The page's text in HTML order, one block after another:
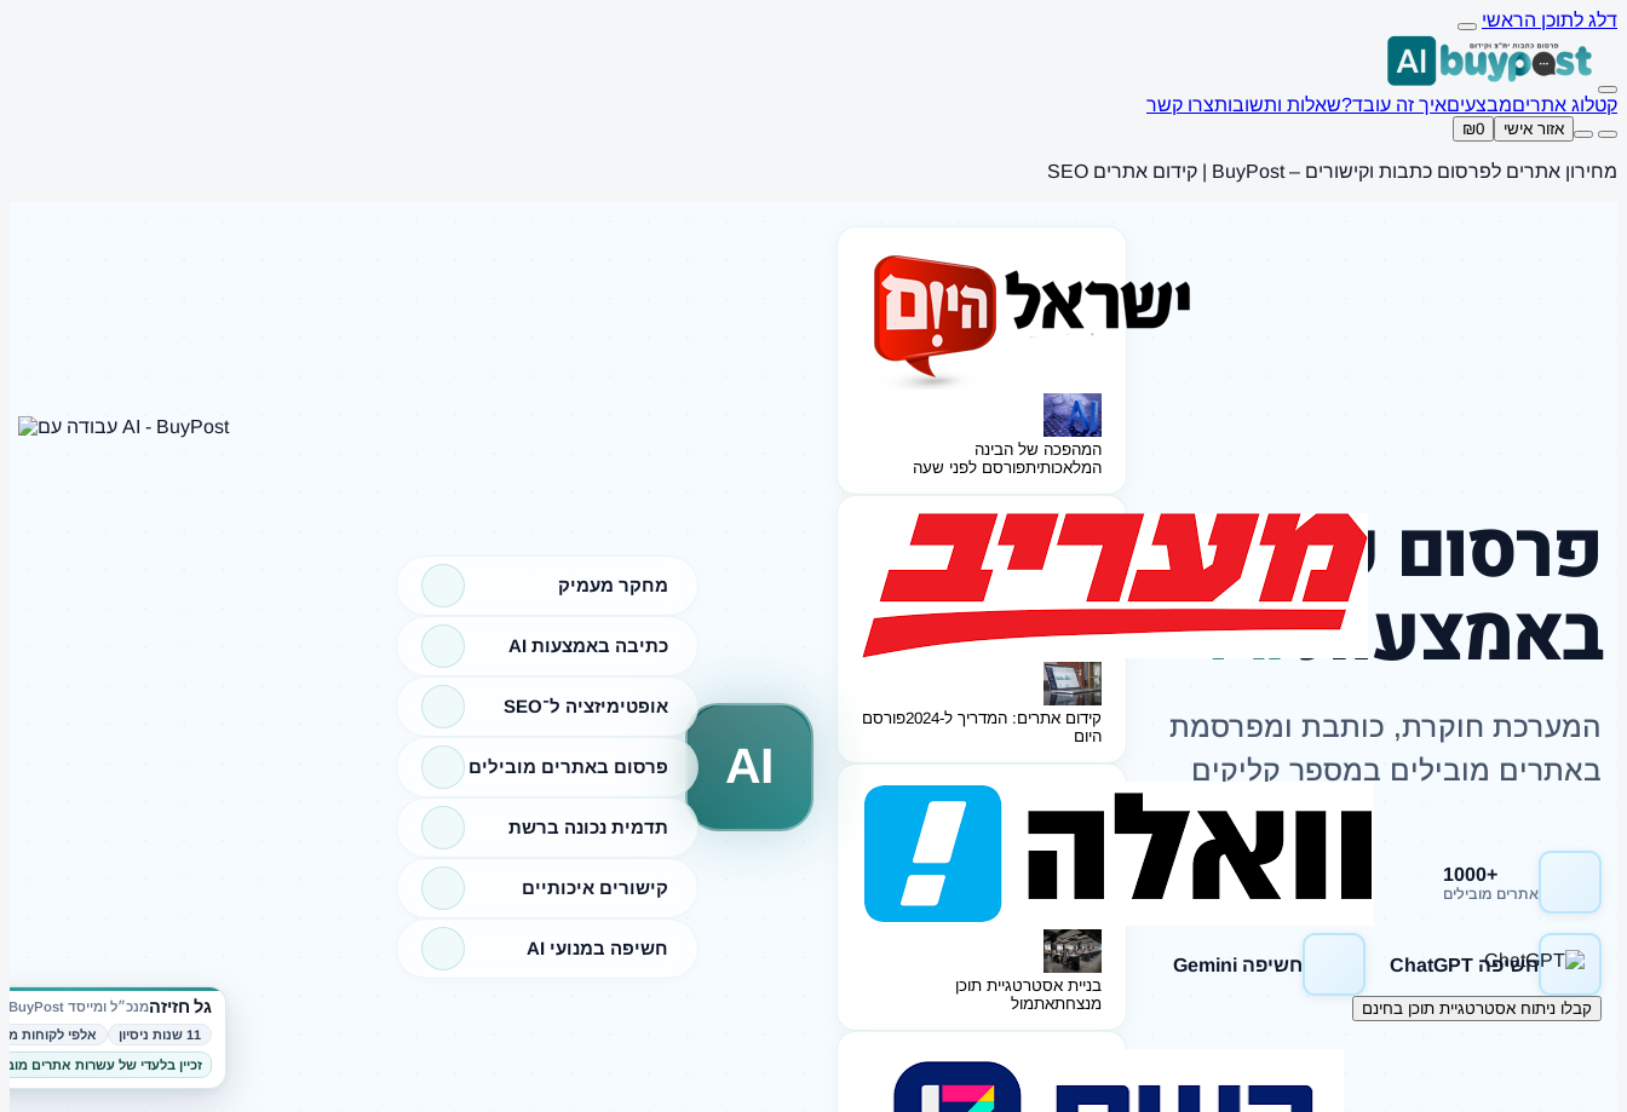
דלג לתוכן הראשי
קטלוג אתריםמבצעיםאיך זה עובד?שאלות ותשובותצרו קשר
אזור אישי ₪0
מחירון אתרים לפרסום כתבות וקישורים – BuyPost | קידום אתרים SEO
גל חזיזהמנכ״ל ומייסד BuyPost
11 שנות ניסיון
אלפי לקוחות
זכיין בלעדי של עשרות אתרים
מחקר מעמיק
כתיבה באמצעות AI
אופטימיזציה ל־SEO
פרסום באתרים מובילים
תדמית נכונה ברשת
קישורים איכותיים
חשיפה במנועי AI
AI
המהפכה של הבינה
המלאכותיתפורסם לפני שעה
קידום אתרים: המדריך ל-2024
פורסם
היום
בניית אסטרטגיית תוכן
מנצחתאתמול
פרסום כתבות
באמצעותAI
המערכת חוקרת, כותבת ומפרסמת
באתרים מובילים במספר קליקים
+1000
אתרים מובילים
חשיפה Google
חשיפה ChatGPT חשיפה Gemini
קבלו ניתוח אסטרטגיית תוכן בחינם